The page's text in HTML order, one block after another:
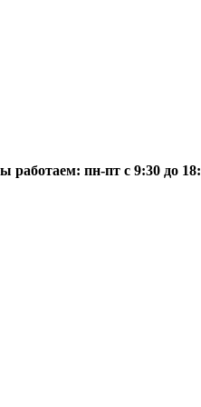
работаем: пн-пт с 9:30 до